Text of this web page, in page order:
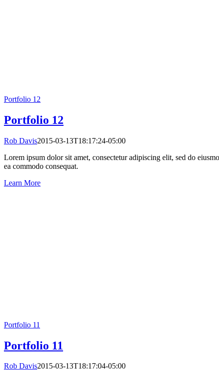
Portfolio 12
Portfolio 12
Rob Davis2015-03-13T18:17:24-05:00
Lorem ipsum dolor sit amet, consectetur adipiscing elit, sed do
ea commodo consequat.
Learn More
Portfolio 11
Portfolio 11
Rob Davis2015-03-13T18:17:04-05:00